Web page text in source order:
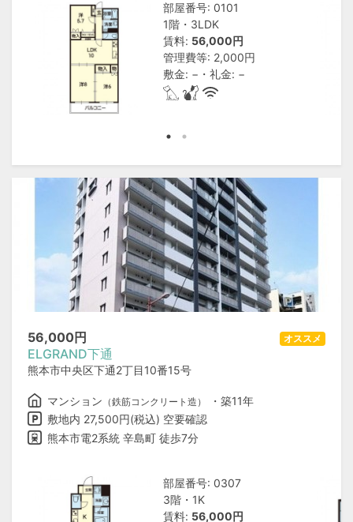
部屋番号: 0101
1階・3LDK
賃料: 56,000円
管理費等: 2,000円
敷金: −・礼金: −
56,000円
ELGRAND下通
熊本市中央区下通2丁目10番15号
オススメ
マンション （鉄筋コンクリート造）
・築11年
敷地内 27,500円(税込) 空要確認
熊本市電2系統 辛島町 徒歩7分
部屋番号: 0307
3階・1K
賃料: 56,000円